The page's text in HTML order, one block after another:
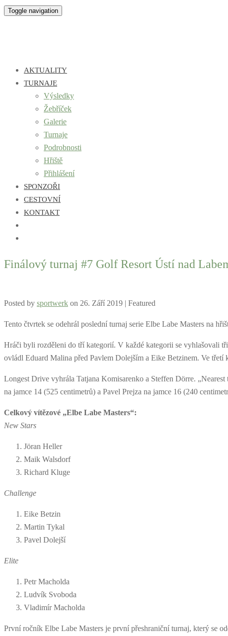
Toggle navigation
AKTUALITY
TURNAJE
Výsledky
Žebříček
Galerie
Turnaje
Podrobnosti
Hřiště
Přihlášení
SPONZOŘI
CESTOVNÍ
KONTAKT
Finálový turnaj #7 Golf Resort Ústí nad
Posted by sportwerk on 26. Září 2019 | Featured
Tento čtvrtek se odehrál poslední turnaj serie Elbe Labe Masters na
Hráči byli rozděleni do tří kategorií. V každé kategorii se vyhlašovali
ovládl Eduard Malina před Pavlem Dolejším a Eike Betzinem. Ve
Longest Drive vyhrála Tatjana Komisarenko a Steffen Dörre.
na jamce 14 (525 centimetrů) a Pavel Prejza na jamce 16 (240
Celkový vítězové „Elbe Labe Masters“:
New Stars
Jöran Heller
Maik Walsdorf
Richard Kluge
Challenge
Eike Betzin
Martin Tykal
Pavel Dolejší
Elite
Petr Macholda
Ludvík Svoboda
Vladimír Macholda
První ročník Elbe Labe Masters je první přeshraniční turnaj, který se